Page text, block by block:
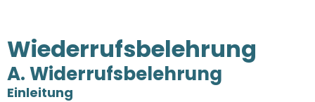
Wiederrufsbelehrung
A. Widerrufsbelehrung
Einleitung